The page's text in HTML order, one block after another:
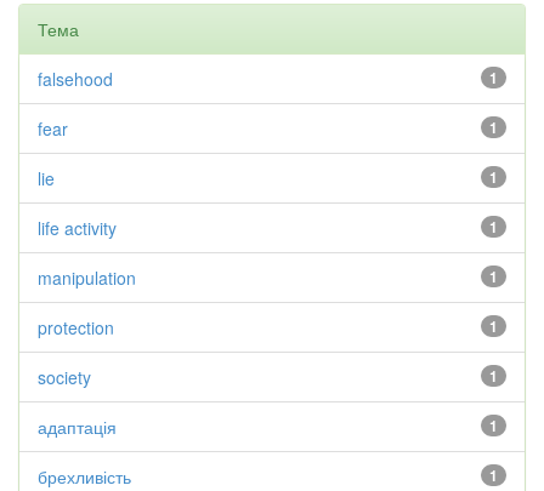
Тема
1
falsehood
1
fear
1
lie
1
life activity
1
manipulation
1
protection
1
society
1
адаптація
1
брехливість